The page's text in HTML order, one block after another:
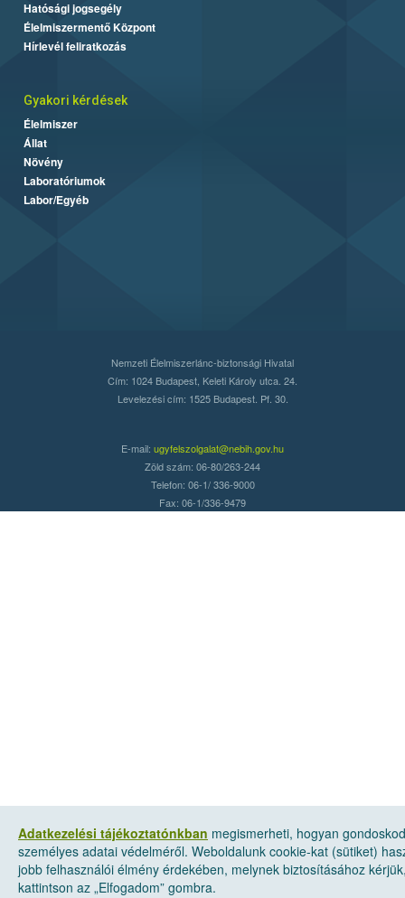
Adatkezelési tájékoztatónkban megismerheti, hogyan
személyes adatai védelméről. Weboldalunk cookie-kat (sütiket)
jobb felhasználói élmény érdekében, melynek biztosításához
kattintson az „Elfogadom” gombra.
Hatósági jogsegély
Élelmiszermentő Központ
Hírlevél feliratkozás
Gyakori kérdések
Élelmiszer
Állat
Növény
Laboratóriumok
Labor/Egyéb
Nemzeti Élelmiszerlánc-biztonsági Hivatal
Cím: 1024 Budapest, Keleti Károly utca. 24.
Levelezési cím: 1525 Budapest. Pf. 30.
E-mail: ugyfelszolgalat@nebih.gov.hu
Zöld szám: 06-80/263-244
Telefon: 06-1/ 336-9000
Fax: 06-1/336-9479